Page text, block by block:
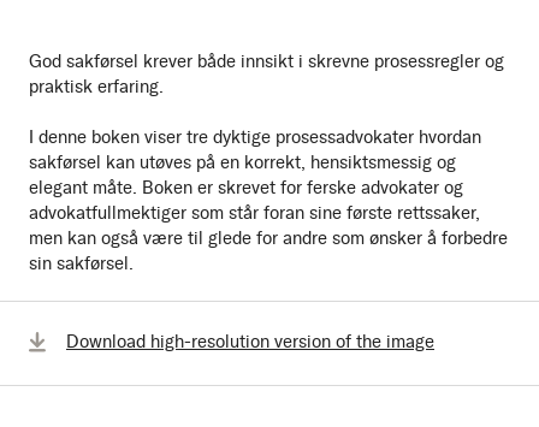
God sakførsel krever både innsikt i skrevne prosessregler og
praktisk erfaring.
I denne boken viser tre dyktige prosessadvokater hvordan
sakførsel kan utøves på en korrekt, hensiktsmessig og
elegant måte. Boken er skrevet for ferske advokater og
advokatfullmektiger som står foran sine første rettssaker,
men kan også være til glede for andre som ønsker å forbedre
sin sakførsel.
Download high-resolution version of the image